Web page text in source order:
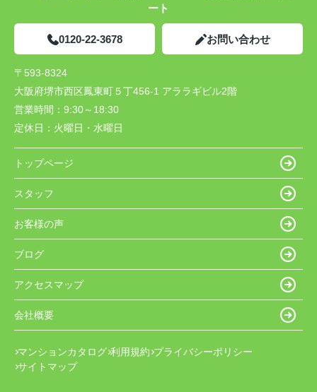
ート
0120-22-3678 お問い合わせ
〒593-8324
大阪府堺市西区鳳東町５丁456-1 アララギビル2階
営業時間： 9:30～18:30
定休日： 火曜日・水曜日
トップページ
スタッフ
お客様の声
ブログ
アクセスマップ
会社概要
マンションカタログ 利用規約 プライバシーポリシー
サイトマップ